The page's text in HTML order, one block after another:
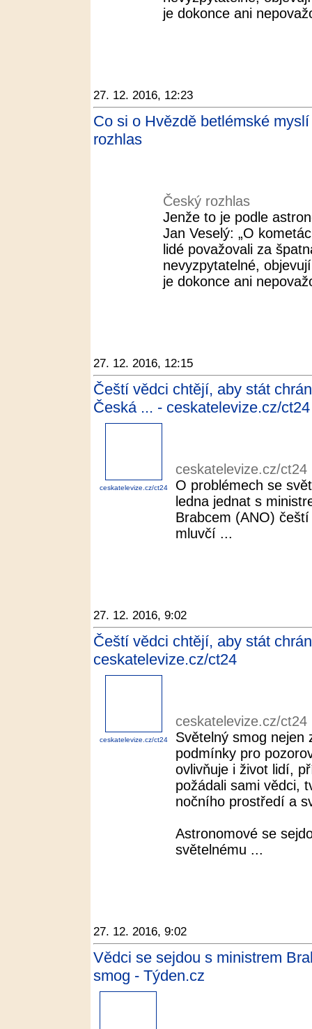
je dokonce ani
27. 12. 2016, 12:23
Co si o Hvězdě betlémské
rozhlas
Český rozhlas
Jenže to je podle
Jan Veselý: „O
lidé považovali za
nevyzpytatelné,
je dokonce ani
27. 12. 2016, 12:15
Čeští vědci chtějí, aby stát
Česká ... - ceskatelevize.cz/ct24
ceskatelevize.cz/ct24
ceskatelevize.cz/ct24
O problémech se
ledna jednat s
Brabcem (ANO)
mluvčí ...
27. 12. 2016, 9:02
Čeští vědci chtějí, aby stát
ceskatelevize.cz/ct24
ceskatelevize.cz/ct24
ceskatelevize.cz/ct24
Světelný smog nejen
podmínky pro
ovlivňuje i život lidí,
požádali sami vědci,
nočního prostředí a
Astronomové se
světelnému ...
27. 12. 2016, 9:02
Vědci se sejdou s ministrem
smog - Týden.cz